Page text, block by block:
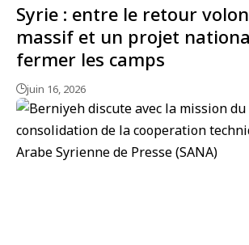
Syrie : entre le retour
massif et un projet
fermer les camps
juin 16, 2026